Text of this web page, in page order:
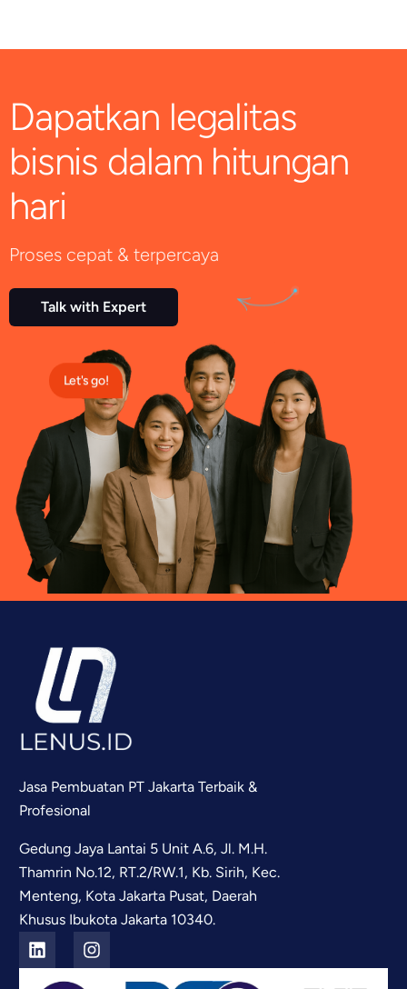
Dapatkan legalitas
bisnis dalam hitungan
hari
Proses cepat & terpercaya
Talk with Expert
Let's go!
Jasa Pembuatan PT Jakarta Terbaik &
Profesional
Gedung Jaya Lantai 5 Unit A.6, Jl. M.H.
Thamrin No.12, RT.2/RW.1, Kb. Sirih, Kec.
Menteng, Kota Jakarta Pusat, Daerah
Khusus Ibukota Jakarta 10340.